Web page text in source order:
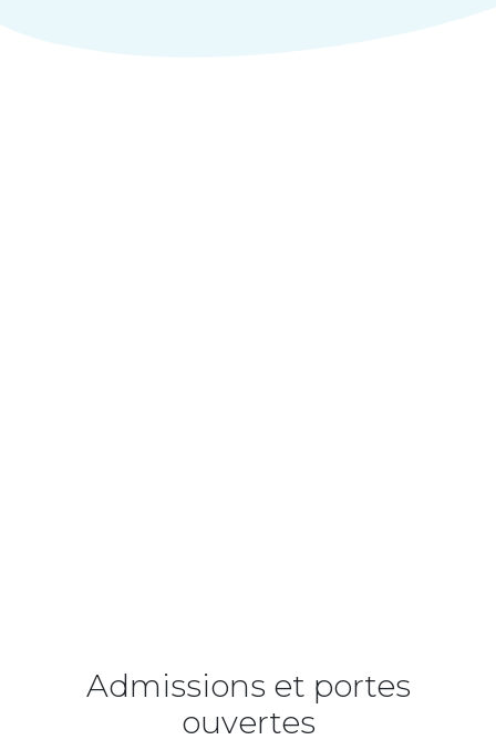
Admissions et portes
ouvertes